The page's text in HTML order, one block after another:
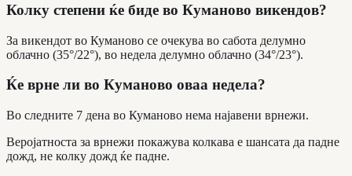
Колку степени ќе биде во Куманово викендов?
За викендот во Куманово се очекува во сабота делумно
облачно (35°/22°), во недела делумно облачно (34°/23°).
Ќе врне ли во Куманово оваа недела?
Во следните 7 дена во Куманово нема најавени врнежи.
Веројатноста за врнежи покажува колкава е шансата да падне
дожд, не колку дожд ќе падне.